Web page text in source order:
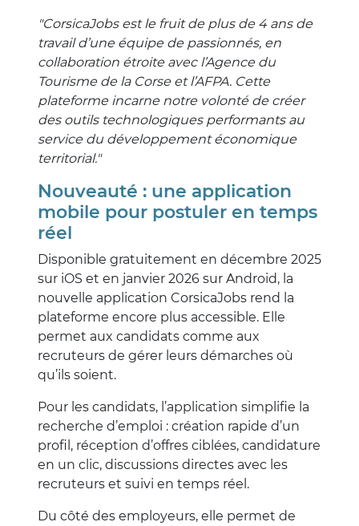
"CorsicaJobs est le fruit de plus de 4 ans de
travail d’une équipe de passionnés, en
collaboration étroite avec l’Agence du
Tourisme de la Corse et l’AFPA. Cette
plateforme incarne notre volonté de créer
des outils technologiques performants au
service du développement économique
territorial."
Nouveauté : une application
mobile pour postuler en temps
réel
Disponible gratuitement en décembre 2025
sur iOS et en janvier 2026 sur Android, la
nouvelle application CorsicaJobs rend la
plateforme encore plus accessible. Elle
permet aux candidats comme aux
recruteurs de gérer leurs démarches où
qu’ils soient.
Pour les candidats, l’application simplifie la
recherche d’emploi : création rapide d’un
profil, réception d’offres ciblées, candidature
en un clic, discussions directes avec les
recruteurs et suivi en temps réel.
Du côté des employeurs, elle permet de